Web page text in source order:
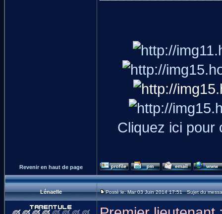
Cliquez ici pour
Revenir en haut de page
Lénaelle Posté le: Mar 03 Juin 2014 17:51 Sujet du